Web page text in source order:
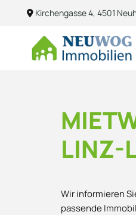
 Kirchengasse 4, 4501
LINZ-
Wir informieren
passende